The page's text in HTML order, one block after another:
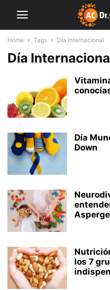
Home Tags Día Internacional
Día
Día
Down
los 7